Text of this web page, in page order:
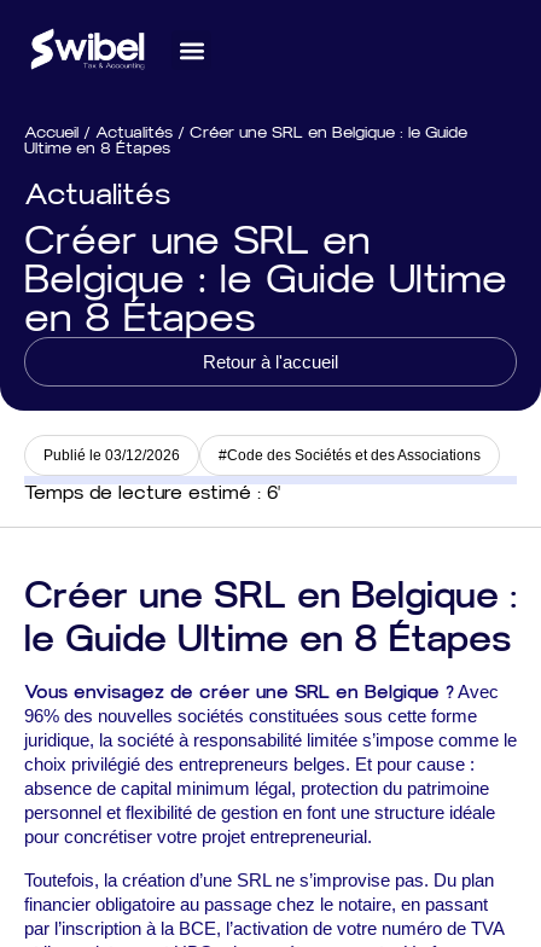
Accueil / Actualités / Créer une SRL en Belgique : le Guide
Ultime en 8 Étapes
Actualités
Créer une SRL en
Belgique : le Guide Ultime
en 8 Étapes
Retour à l'accueil
Publié le 03/12/2026 #Code des Sociétés et des Associations
Temps de lecture estimé : 6'
Créer une SRL en Belgique :
le Guide Ultime en 8 Étapes
Vous envisagez de créer une SRL en Belgique ?Avec
96% des nouvelles sociétés constituées sous cette forme
juridique, la société à responsabilité limitée s’impose comme le
choix privilégié des entrepreneurs belges. Et pour cause :
absence de capital minimum légal, protection du patrimoine
personnel et flexibilité de gestion en font une structure idéale
pour concrétiser votre projet entrepreneurial.
Toutefois, la création d’une SRL ne s’improvise pas. Du plan
financier obligatoire au passage chez le notaire, en passant
par l’inscription à la BCE, l’activation de votre numéro de TVA